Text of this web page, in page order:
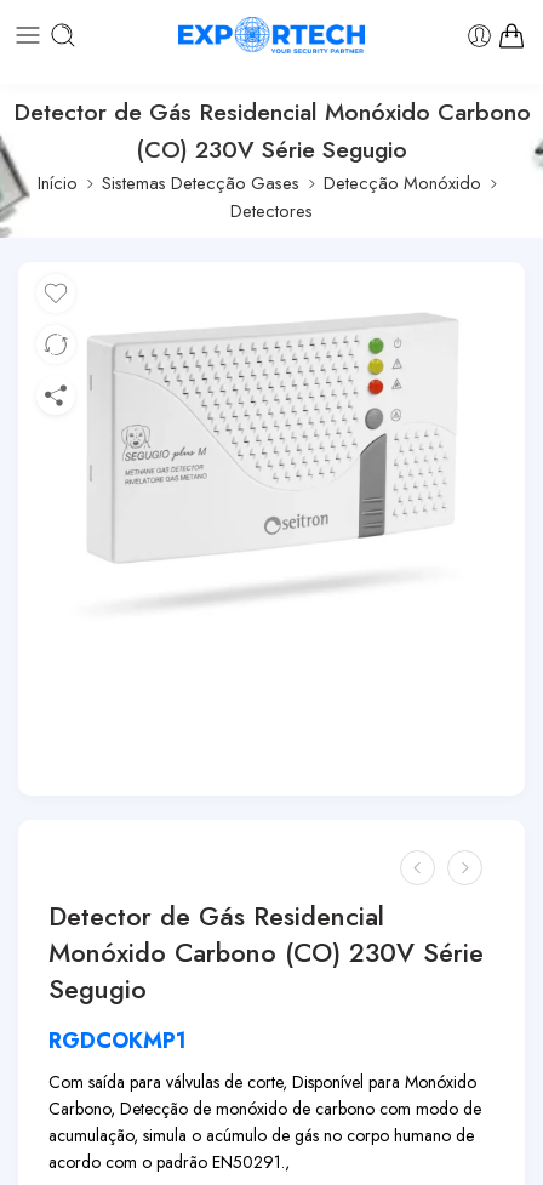
Detector de Gás Residencial Monóxido Carbono
(CO) 230V Série Segugio
Início Sistemas Detecção Gases
Detecção Monóxido
Detectores
Detector de Gás Residencial
Monóxido Carbono (CO) 230V Série
Segugio
RGDCOKMP1
Com saída para válvulas de corte, Disponível para Monóxido
Carbono, Detecção de monóxido de carbono com modo de
acumulação, simula o acúmulo de gás no corpo humano de
acordo com o padrão EN50291.,